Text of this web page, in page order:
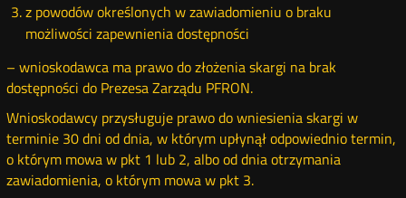
z powodów określonych w zawiadomieniu o braku
możliwości zapewnienia dostępności
– wnioskodawca ma prawo do złożenia skargi na brak
dostępności do Prezesa Zarządu PFRON.
Wnioskodawcy przysługuje prawo do wniesienia skargi w
terminie 30 dni od dnia, w którym upłynął odpowiednio termin,
o którym mowa w pkt 1 lub 2, albo od dnia otrzymania
zawiadomienia, o którym mowa w pkt 3.